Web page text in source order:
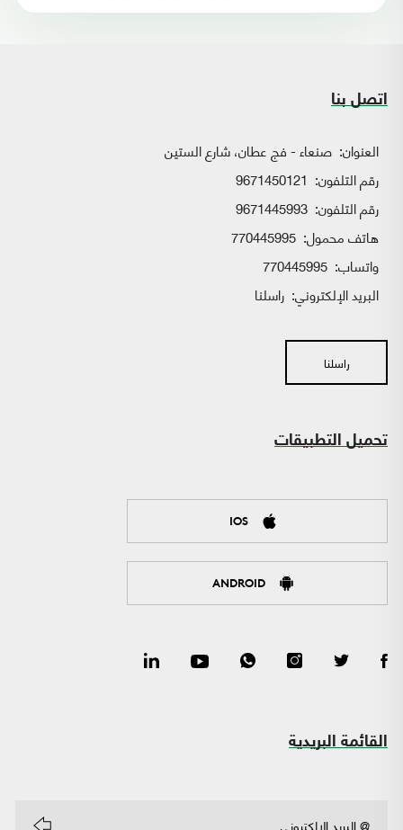
اتصل بنا
العنوان: صنعاء - فج عطان، شارع الستين
رقم التلفون: 9671450121
رقم التلفون: 9671445993
هاتف محمول: 770445995
واتساب:
البريد الإلكتروني: راسلنا
راسلنا
تحميل التطبيقات
IOS
ANDROID
القائمة البريدية